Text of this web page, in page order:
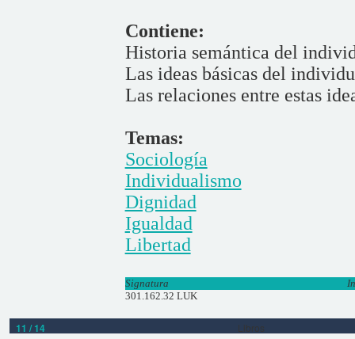
Contiene:
Historia semántica del
Las ideas básicas del
Las relaciones entre estas
Temas:
Sociología
Individualismo
Dignidad
Igualdad
Libertad
Signatura
301.162.32 LUK
11 / 14 Libros